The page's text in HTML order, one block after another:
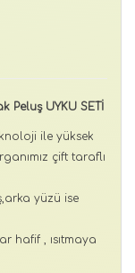
Peluş UYKU SETİ
ile yüksek
çift taraflı
yüzü ise
hafif , ısıtmaya